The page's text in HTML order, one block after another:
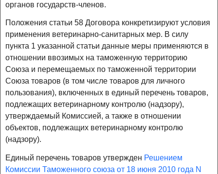
органов государств-членов.
Положения статьи 58 Договора конкретизируют условия
применения ветеринарно-санитарных мер. В силу
пункта 1 указанной статьи данные меры применяются в
отношении ввозимых на таможенную территорию
Союза и перемещаемых по таможенной территории
Союза товаров (в том числе товаров для личного
пользования), включенных в единый перечень товаров,
подлежащих ветеринарному контролю (надзору),
утверждаемый Комиссией, а также в отношении
объектов, подлежащих ветеринарному контролю
(надзору).
Единый перечень товаров утвержден Решением
Комиссии Таможенного союза от 18 июня 2010 года N